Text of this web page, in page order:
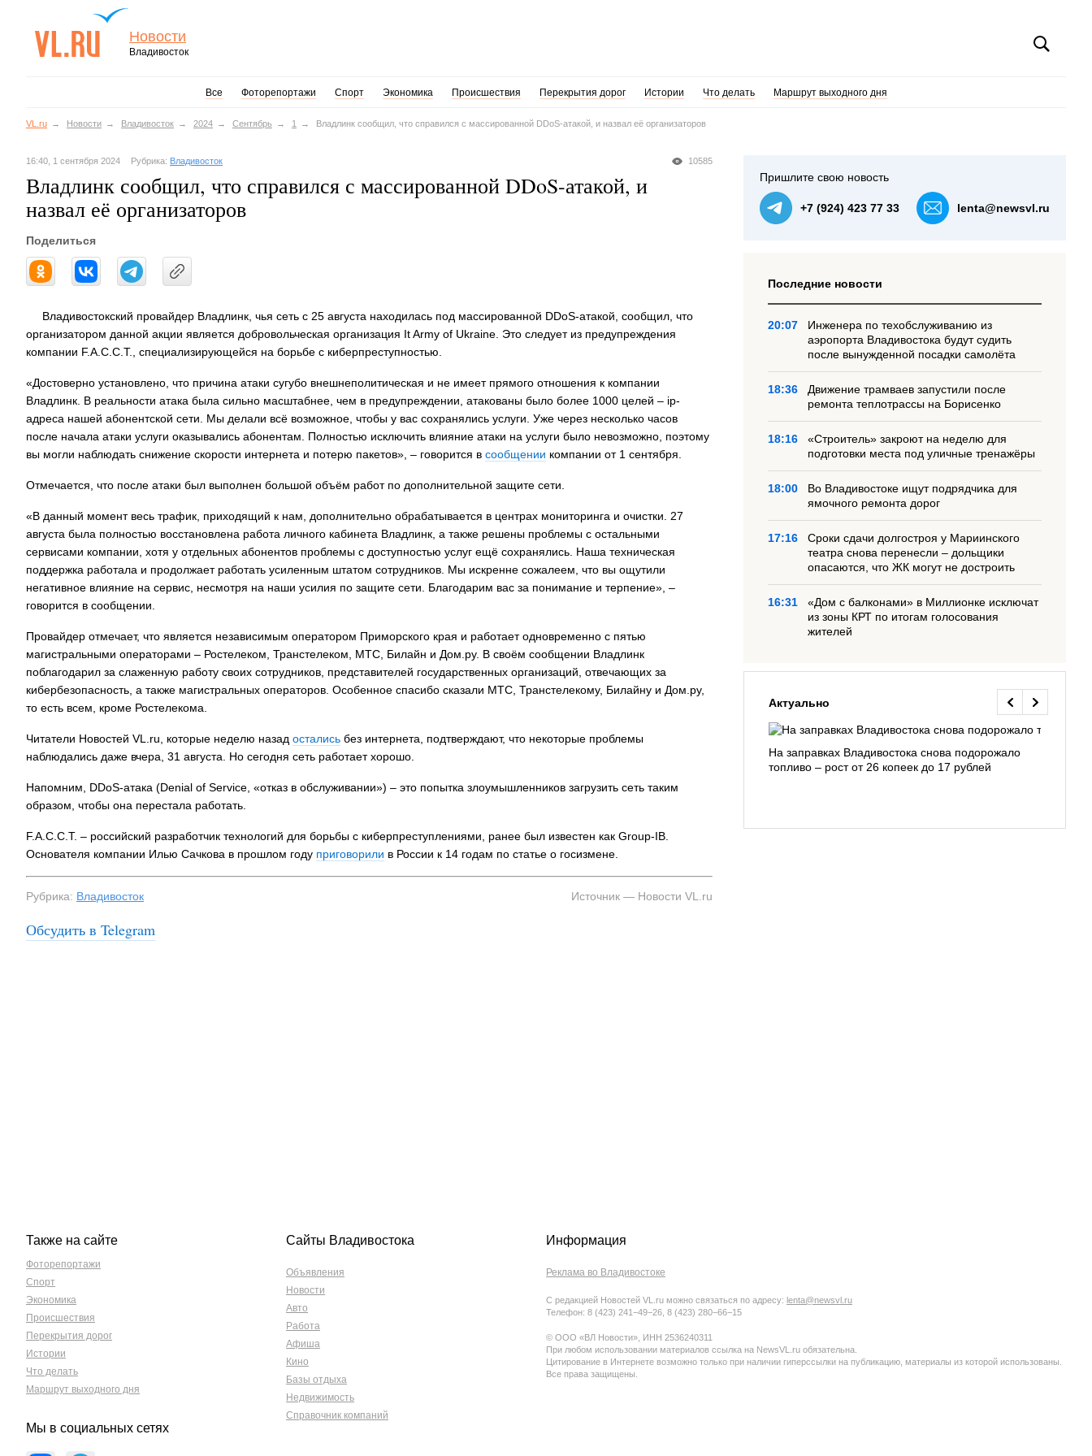
Новости
Владивосток
Все Фоторепортажи Спорт Экономика Происшествия Перекрытия дорог Истории Что делать Маршрут выходного дня
VL.ru Новости Владивосток 2024 Сентябрь 1 Владлинк сообщил, что справился с массированной DDoS-атакой, и назвал её организаторов
10585
16:40, 1 сентября 2024 Рубрика: Владивосток
Владлинк сообщил, что справился с массированной DDoS-атакой, и
назвал её организаторов
Поделиться
Владивостокский провайдер Владлинк, чья сеть с 25 августа находилась под массированной DDoS-атакой, сообщил, что
организатором данной акции является добровольческая организация It Army of Ukraine. Это следует из предупреждения
компании F.A.C.C.T., специализирующейся на борьбе с киберпреступностью.
«Достоверно установлено, что причина атаки сугубо внешнеполитическая и не имеет прямого отношения к компании
Владлинк. В реальности атака была сильно масштабнее, чем в предупреждении, атакованы было более 1000 целей – ip-
адреса нашей абонентской сети. Мы делали всё возможное, чтобы у вас сохранялись услуги. Уже через несколько часов
после начала атаки услуги оказывались абонентам. Полностью исключить влияние атаки на услуги было невозможно, поэтому
вы могли наблюдать снижение скорости интернета и потерю пакетов», – говорится в сообщении компании от 1 сентября.
Отмечается, что после атаки был выполнен большой объём работ по дополнительной защите сети.
«В данный момент весь трафик, приходящий к нам, дополнительно обрабатывается в центрах мониторинга и очистки. 27
августа была полностью восстановлена работа личного кабинета Владлинк, а также решены проблемы с остальными
сервисами компании, хотя у отдельных абонентов проблемы с доступностью услуг ещё сохранялись. Наша техническая
поддержка работала и продолжает работать усиленным штатом сотрудников. Мы искренне сожалеем, что вы ощутили
негативное влияние на сервис, несмотря на наши усилия по защите сети. Благодарим вас за понимание и терпение», –
говорится в сообщении.
Провайдер отмечает, что является независимым оператором Приморского края и работает одновременно с пятью
магистральными операторами – Ростелеком, Транстелеком, МТС, Билайн и Дом.ру. В своём сообщении Владлинк
поблагодарил за слаженную работу своих сотрудников, представителей государственных организаций, отвечающих за
кибербезопасность, а также магистральных операторов. Особенное спасибо сказали МТС, Транстелекому, Билайну и Дом.ру,
то есть всем, кроме Ростелекома.
Читатели Новостей VL.ru, которые неделю назад остались без интернета, подтверждают, что некоторые проблемы
наблюдались даже вчера, 31 августа. Но сегодня сеть работает хорошо.
Напомним, DDoS-атака (Denial of Service, «отказ в обслуживании») – это попытка злоумышленников загрузить сеть таким
образом, чтобы она перестала работать.
F.A.С.С.T. – российский разработчик технологий для борьбы с киберпреступлениями, ранее был известен как Group-IB.
Основателя компании Илью Сачкова в прошлом году приговорили в России к 14 годам по статье о госизмене.
Рубрика: Владивосток Источник — Новости VL.ru
Обсудить в Telegram
Пришлите свою новость
+7 (924) 423 77 33 lenta@newsvl.ru
Последние новости
20:07
Инженера по техобслуживанию из
аэропорта Владивостока будут судить
после вынужденной посадки самолёта
18:36
Движение трамваев запустили после
ремонта теплотрассы на Борисенко
18:16
«Строитель» закроют на неделю для
подготовки места под уличные тренажёры
18:00
Во Владивостоке ищут подрядчика для
ямочного ремонта дорог
17:16
Сроки сдачи долгостроя у Мариинского
театра снова перенесли – дольщики
опасаются, что ЖК могут не достроить
16:31
«Дом с балконами» в Миллионке исключат
из зоны КРТ по итогам голосования
жителей
Актуально
На заправках Владивостока снова подорожало
топливо – рост от 26 копеек до 17 рублей
Также на сайте
Фоторепортажи
Спорт
Экономика
Происшествия
Перекрытия дорог
Истории
Что делать
Маршрут выходного дня
Мы в социальных сетях
Сайты Владивостока
Объявления
Новости
Авто
Работа
Афиша
Кино
Базы отдыха
Недвижимость
Справочник компаний
Информация
Реклама во Владивостоке
С редакцией Новостей VL.ru можно связаться по адресу: lenta@newsvl.ru
Телефон: 8 (423) 241−49−26, 8 (423) 280−66−15
© ООО «ВЛ Новости», ИНН 2536240311
При любом использовании материалов ссылка на NewsVL.ru обязательна.
Цитирование в Интернете возможно только при наличии гиперссылки на публикацию, материалы из которой использованы.
Все права защищены.